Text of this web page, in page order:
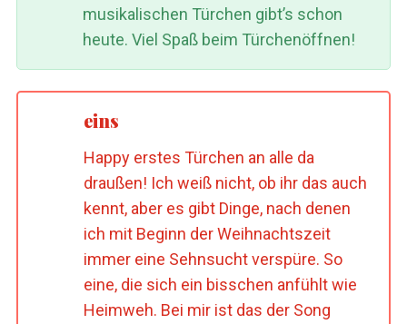
musikalischen Türchen gibt’s schon
heute. Viel Spaß beim Türchenöffnen!
eins
Happy erstes Türchen an alle da
draußen! Ich weiß nicht, ob ihr das auch
kennt, aber es gibt Dinge, nach denen
ich mit Beginn der Weihnachtszeit
immer eine Sehnsucht verspüre. So
eine, die sich ein bisschen anfühlt wie
Heimweh. Bei mir ist das der Song